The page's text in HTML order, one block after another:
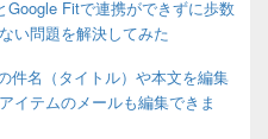
Google Fitで連携ができずに歩数
い問題を解決してみた
件名（タイトル）や本文を編集
イテムのメールも編集できま